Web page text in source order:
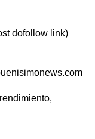
dofollow link)